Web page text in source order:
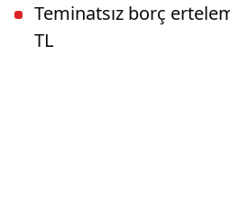
Teminatsız borç
TL